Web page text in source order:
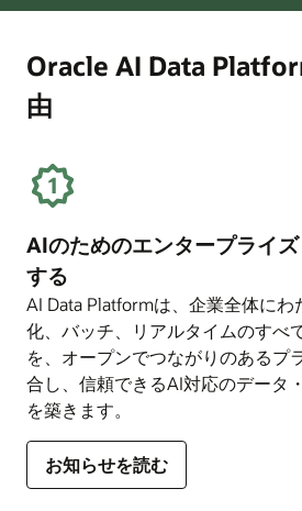
を
読
む
企
業
の
払
い
支
援
す
3
つ
の
方
法
に
つ
ジ
ネ
ス
メ
リ
ト
を
も
ら
す
5
つ
の
方
法
Oracle AI Data
由
AIのためのエンタープライ
する
AI Data Platformは、企業全体にわ
化、バッチ、リアルタイムのすべ
を、オープンでつながりのあるプ
合し、信頼できるAI対応のデータ
を築きます。
お知らせを読む